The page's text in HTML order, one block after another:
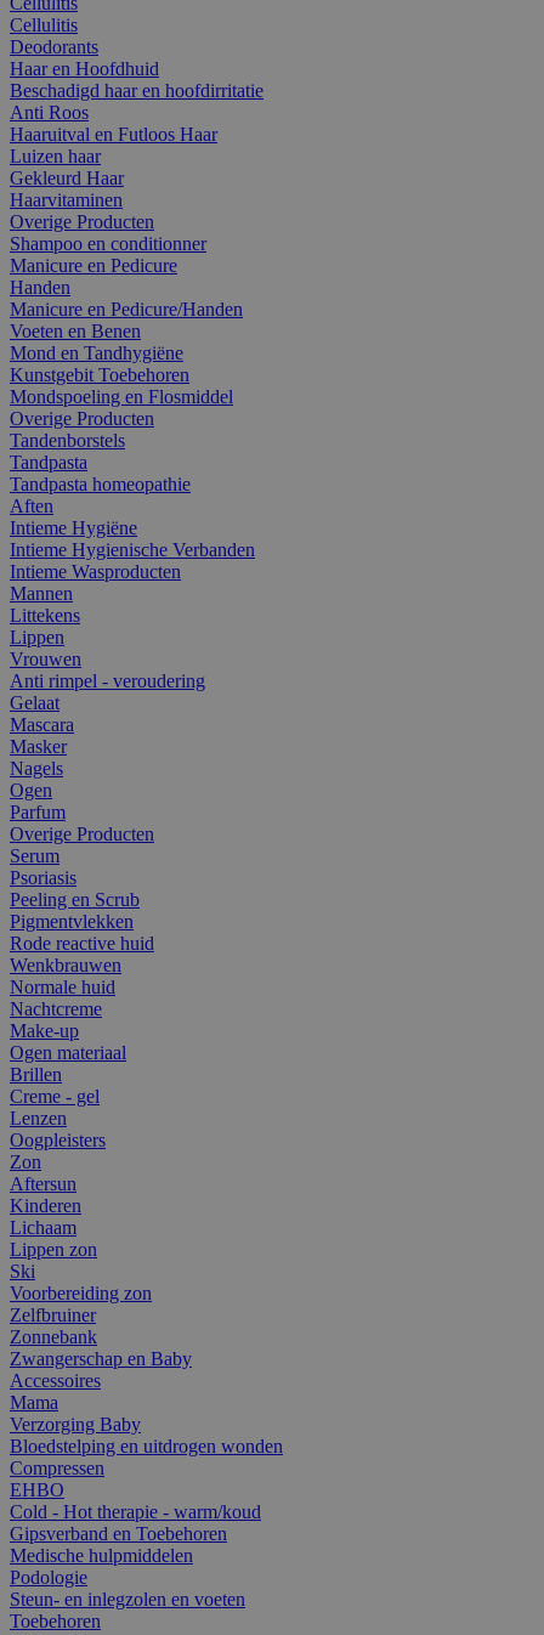
Cellulitis
Deodorants
Haar en Hoofdhuid
Beschadigd haar en hoofdirritatie
Anti Roos
Haaruitval en Futloos Haar
Luizen haar
Gekleurd Haar
Haarvitaminen
Overige Producten
Shampoo en conditionner
Manicure en Pedicure
Handen
Manicure en Pedicure/Handen
Voeten en Benen
Mond en Tandhygiëne
Kunstgebit Toebehoren
Mondspoeling en Flosmiddel
Overige Producten
Tandenborstels
Tandpasta
Tandpasta homeopathie
Aften
Intieme Hygiëne
Intieme Hygienische Verbanden
Intieme Wasproducten
Mannen
Littekens
Lippen
Vrouwen
Anti rimpel - veroudering
Gelaat
Mascara
Masker
Nagels
Ogen
Parfum
Overige Producten
Serum
Psoriasis
Peeling en Scrub
Pigmentvlekken
Rode reactive huid
Wenkbrauwen
Normale huid
Nachtcreme
Make-up
Ogen materiaal
Brillen
Creme - gel
Lenzen
Oogpleisters
Zon
Aftersun
Kinderen
Lichaam
Lippen zon
Ski
Voorbereiding zon
Zelfbruiner
Zonnebank
Zwangerschap en Baby
Accessoires
Mama
Verzorging Baby
Bloedstelping en uitdrogen wonden
Compressen
EHBO
Cold - Hot therapie - warm/koud
Gipsverband en Toebehoren
Medische hulpmiddelen
Podologie
Steun- en inlegzolen en voeten
Toebehoren